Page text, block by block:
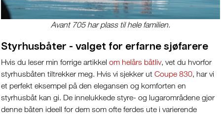
Avant 705 har plass til hele familien.
Styrhusbåter - valget for erfarne sjøfarere
Hvis du leser min forrige artikkel om helårs båtliv, vet du hvorfor
styrhusbåten tiltrekker meg. Hvis vi sjekker ut Coupe 830, har vi
et perfekt eksempel på den elegansen og komforten en
styrhusbåt kan gi. De innelukkede styre- og lugarområdene gjør
denne båten ideell for dem som ofte ferdes ute i varierende